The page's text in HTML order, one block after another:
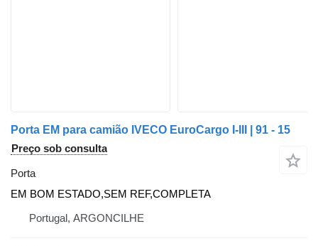
Porta EM para camião IVECO EuroCargo I-III | 91 - 15
Preço sob consulta
Porta
EM BOM ESTADO,SEM REF,COMPLETA
Portugal, ARGONCILHE